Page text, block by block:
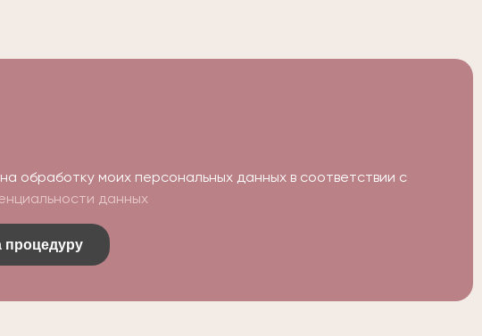
обработку моих персональных данных в соответствии с
данных
процедуру